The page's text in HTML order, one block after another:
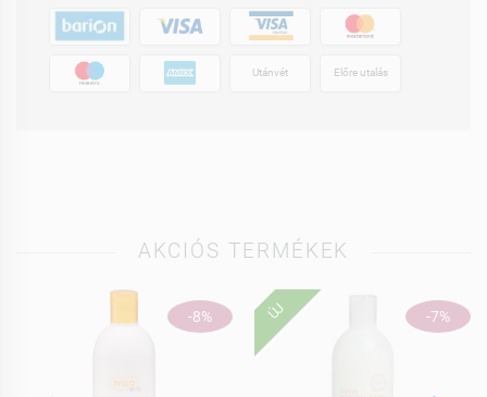
Utánvét Előre utalás
AKCIÓS TERMÉKEK
-8% -7%
ÚJ